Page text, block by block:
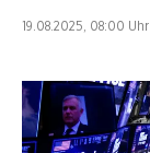
19.08.2025, 08:00 Uhr